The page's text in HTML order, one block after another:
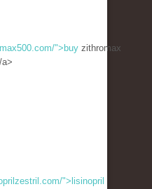
">buy zithromax
">lisinopril